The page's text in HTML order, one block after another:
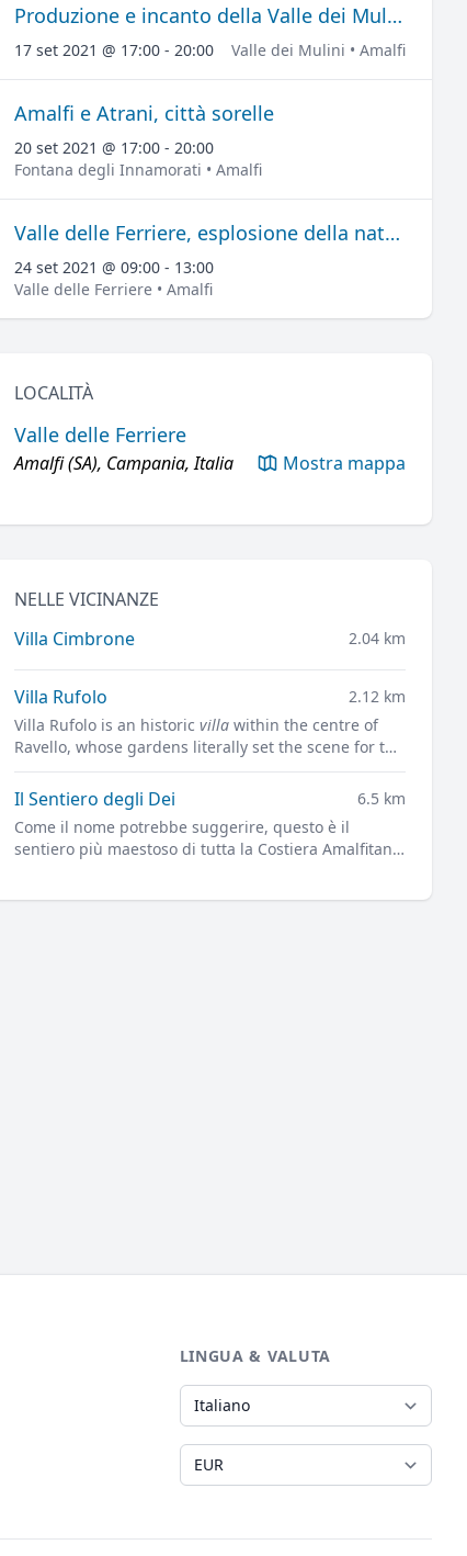
Produzione e incanto della Valle dei Mulini
17 set 2021 @ 17:00 - 20:00 Valle dei Mulini • Amalfi
Amalfi e Atrani, città sorelle
20 set 2021 @ 17:00 - 20:00
Fontana degli Innamorati • Amalfi
Valle delle Ferriere, esplosione della natura
24 set 2021 @ 09:00 - 13:00
Valle delle Ferriere • Amalfi
LOCALITÀ
Valle delle Ferriere
Amalfi (SA), Campania, Italia Mostra mappa
NELLE VICINANZE
Villa Cimbrone
2.04 km
Villa Rufolo
2.12 km
Villa Rufolo is an historic villawithin the centre of
Ravello, whose gardens literally set the scene for the
famous open-air Ravello Festival concerts
overlooking the Mediterranean.
Il Sentiero degli Dei
6.5 km
Come il nome potrebbe suggerire, questo è il
sentiero più maestoso di tutta la Costiera Amalfitana,
LINGUA & VALUTA
Lingua
Valuta